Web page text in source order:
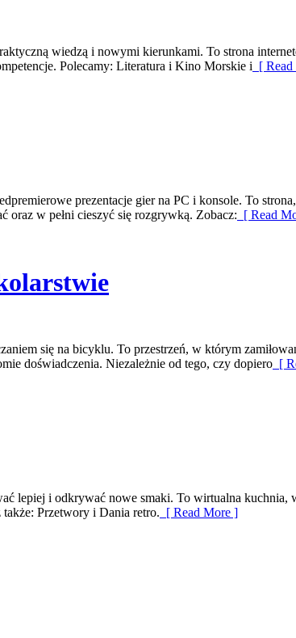
wiedzą i nowymi kierunkami. To strona
Polecamy: Literatura i Kino Morskie i [
prezentacje gier na PC i konsole. To
oraz w pełni cieszyć się rozgrywką. Zobacz: [ Read
się na bicyklu. To przestrzeń, w którym
doświadczenia. Niezależnie od tego, czy dopiero [
lepiej i odkrywać nowe smaki. To wirtualna kuchnia,
także: Przetwory i Dania retro. [ Read More ]